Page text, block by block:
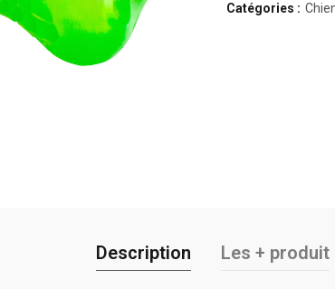
Catégories :
Description Les + produit